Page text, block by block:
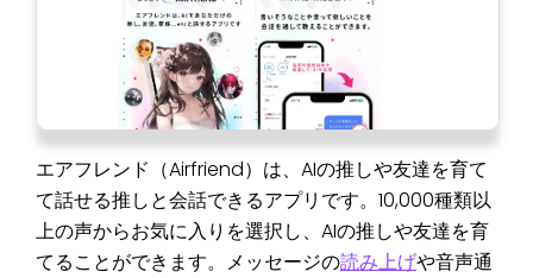
エアフレンド（Airfriend）は、AIの推しや友達を育て
て話せる推しと会話できるアプリです。10,000種類以
上の声からお気に入りを選択し、AIの推しや友達を育
てることができます。メッセージの読み上げや音声通